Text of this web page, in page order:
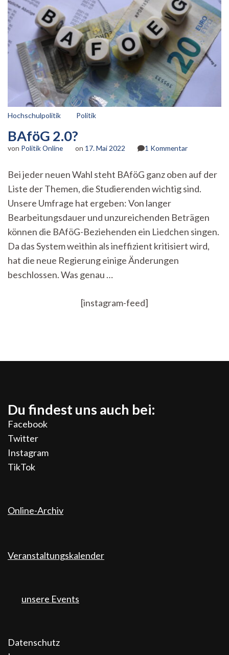
Hochschulpolitik Politik
BAföG 2.0?
von Politik Online on 17. Mai 2022 1 Kommentarzu
Bei jeder neuen Wahl steht BAföG ganz oben auf der
Liste der Themen, die Studierenden wichtig sind.
Unsere Umfrage hat ergeben: Von langer
Bearbeitungsdauer und unzureichenden Beträgen
können die BAföG-Beziehenden ein Liedchen singen.
Da das System weithin als ineffizient kritisiert wird,
hat die neue Regierung einige Änderungen
beschlossen. Was genau …
[instagram-feed]
Du findest uns auch bei:
Facebook
Twitter
Instagram
TikTok
Online-Archiv
Veranstaltungskalender
unsere Events
Datenschutz